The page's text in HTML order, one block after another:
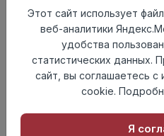
Размер
доски
1380×159мм
Теплый пол
до +27
Фаска
4V
Замок
UNICLIC
Россия
Этот сайт использует
веб-аналитики
удобства
статистических данных.
сайт, вы соглашаетесь с
cookie.
Я